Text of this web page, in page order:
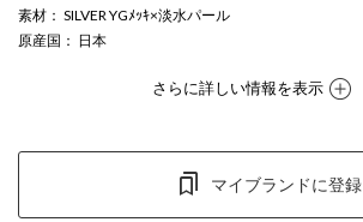
素材 ： SILVER YGﾒｯｷ×淡水パール
原産国 ： 日本
さらに詳しい情報を表示
マイブランドに登録